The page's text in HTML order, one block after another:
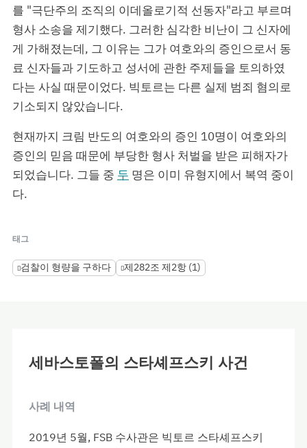
를 "극단주의 조직의 이데올로기적 선동자"라고 부르며
형사 소송을 제기했다. 그러한 심각한 비난이 그 신자에
게 가해졌는데, 그 이유는 그가 여호와의 증인으로서 동
료 신자들과 기도하고 성서에 관한 주제들을 토의하였
다는 사실 때문이었다. 빅토르는 다른 실제 범죄 혐의로
기소되지 않았습니다.
현재까지 크림 반도의 여호와의 증인 10명이 여호와의
증인의 믿음 때문에 부당한 형사 처벌을 받은 피해자가
되었습니다. 그들 중 두 명은 이미 유형지에서 복역 중이
다.
태그
검찰이 형량을 구하다 제282조 제2항 (1)
세바스토폴의 스타셰프스키 사건
사례 내역
2019년 5월, FSB 수사관은 빅토르 스타셰프스키